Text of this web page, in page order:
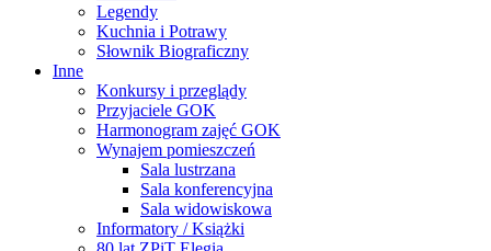
Legendy
Kuchnia i Potrawy
Słownik Biograficzny
Inne
Konkursy i przeglądy
Przyjaciele GOK
Harmonogram zajęć GOK
Wynajem pomieszczeń
Sala lustrzana
Sala konferencyjna
Sala widowiskowa
Informatory / Książki